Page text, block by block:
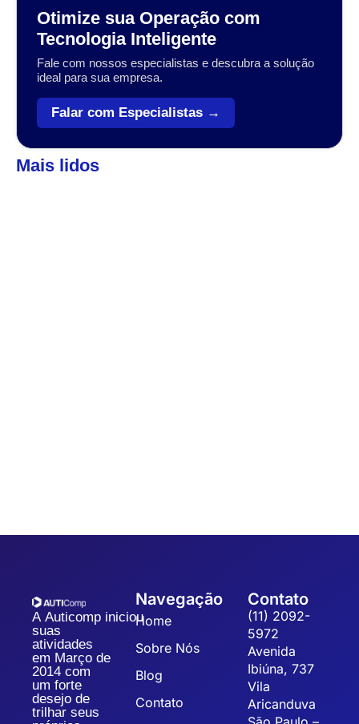
Otimize sua Operação com
Tecnologia Inteligente
Fale com nossos especialistas e descubra a solução
ideal para sua empresa.
Falar com Especialistas →
Mais lidos
A Auticomp iniciou
suas
atividades
em Março de
2014 com
um forte
desejo de
trilhar seus
Navegação
Home
Sobre Nós
Blog
Contato
Contato
(11) 2092-
5972
Avenida
Ibiúna, 737
Vila
Aricanduva